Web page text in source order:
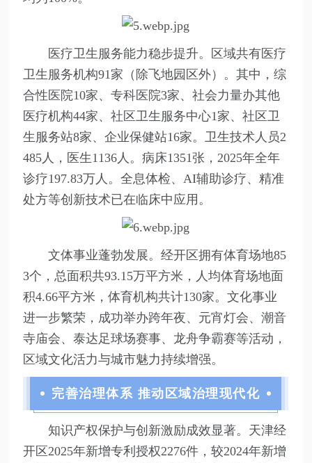
医疗卫生服务能力稳步提升。区域共有医疗
卫生服务机构91家（除飞地园区外）。其中，综
合性医院10家、专科医院3家、社会力量办其他
医疗机构44家、社区卫生服务中心1家、社区卫
生服务站8家、企业保健站16家。卫生技术人员2
485人，医生1136人。病床1351张，2025年全年
诊疗197.83万人。全息体检、AI辅助诊疗、精准
处方等创新技术已在临床中应用。
文体事业蓬勃发展。经开区拥有体育场地85
3个，总面积共93.15万平方米，人均体育场地面
积4.66平方米，体育机构共计130家。文化事业
进一步繁荣，成功举办跨年夜、元宵灯会、潮音
寺庙会、泰达足球场赛事、龙舟争霸赛等活动，
区域文化活力与城市魅力持续增强。
完善治理体系 推动区域治理现代化
知识产权保护与创新激励成效显著。天津经
开区2025年新增专利授权2276件，较2024年新增